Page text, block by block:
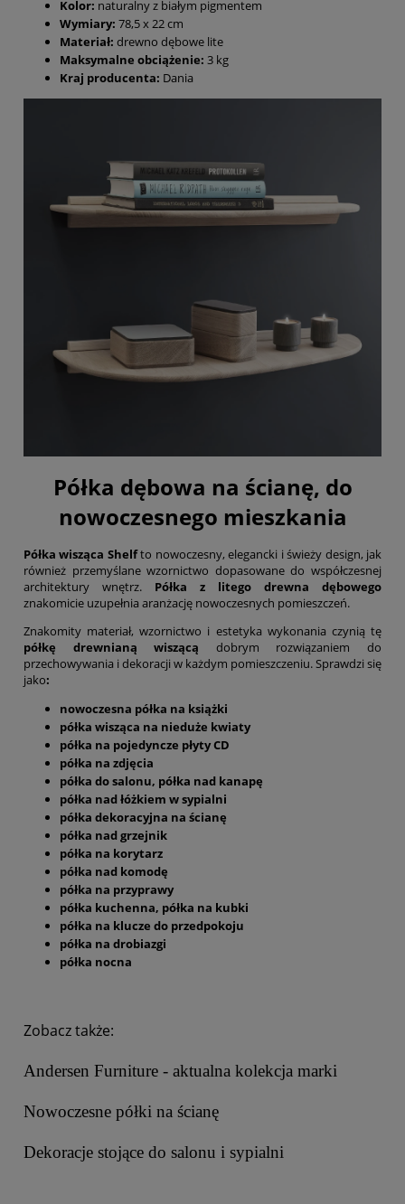
Kolor: naturalny z białym pigmentem
Wymiary: 78,5 x 22 cm
Materiał: drewno dębowe lite
Maksymalne obciążenie: 3 kg
Kraj producenta: Dania
Półka dębowa na ścianę, do
nowoczesnego mieszkania
Półka wisząca Shelfto nowoczesny, elegancki i świeży design, jak
również przemyślane wzornictwo dopasowane do współczesnej
architektury wnętrz. Półka z litego drewna dębowego
znakomicie uzupełnia aranżację nowoczesnych pomieszczeń.
Znakomity materiał, wzornictwo i estetyka wykonania czynią tę
półkę drewnianą wiszącą dobrym rozwiązaniem do
przechowywania i dekoracji w każdym pomieszczeniu. Sprawdzi się
jako:
nowoczesna półka na książki
półka wisząca na nieduże kwiaty
półka na pojedyncze płyty CD
półka na zdjęcia
półka do salonu, półka nad kanapę
półka nad łóżkiem w sypialni
półka dekoracyjna na ścianę
półka nad grzejnik
półka na korytarz
półka nad komodę
półka na przyprawy
półka kuchenna, półka na kubki
półka na klucze do przedpokoju
półka na drobiazgi
półka nocna
Zobacz także:
Andersen Furniture - aktualna kolekcja marki
Nowoczesne półki na ścianę
Dekoracje stojące do salonu i sypialni